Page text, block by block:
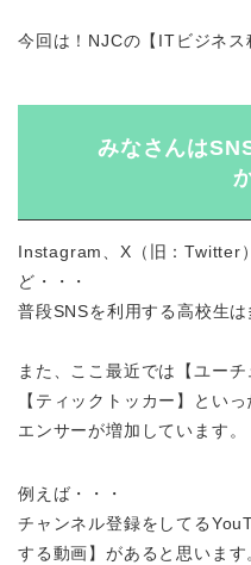
今回は！NJCの【ITビジネス
みなさんは
Instagram、X（旧：
ど・・・
普段SNSを利用する高校生
また、ここ最近では【ユー
【ティックトッカー】とい
エンサーが増加しています。
例えば・・・
チャンネル登録をしてる
する動画】があると思います